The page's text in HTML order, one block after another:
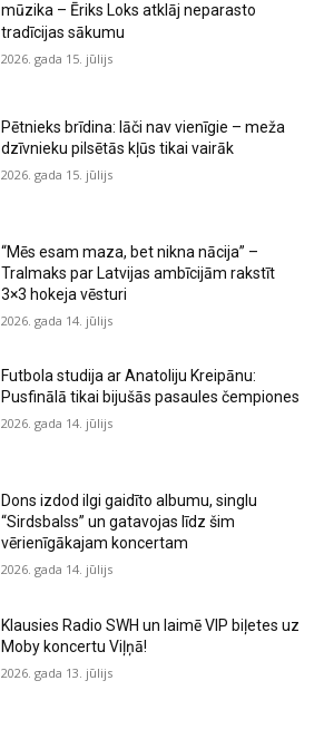
mūzika – Ēriks Loks atklāj neparasto
tradīcijas sākumu
2026. gada 15. jūlijs
Pētnieks brīdina: lāči nav vienīgie – meža
dzīvnieku pilsētās kļūs tikai vairāk
2026. gada 15. jūlijs
“Mēs esam maza, bet nikna nācija” –
Tralmaks par Latvijas ambīcijām rakstīt
3×3 hokeja vēsturi
2026. gada 14. jūlijs
Futbola studija ar Anatoliju Kreipānu:
Pusfinālā tikai bijušās pasaules čempiones
2026. gada 14. jūlijs
Dons izdod ilgi gaidīto albumu, singlu
“Sirdsbalss” un gatavojas līdz šim
vērienīgākajam koncertam
2026. gada 14. jūlijs
Klausies Radio SWH un laimē VIP biļetes uz
Moby koncertu Viļņā!
2026. gada 13. jūlijs